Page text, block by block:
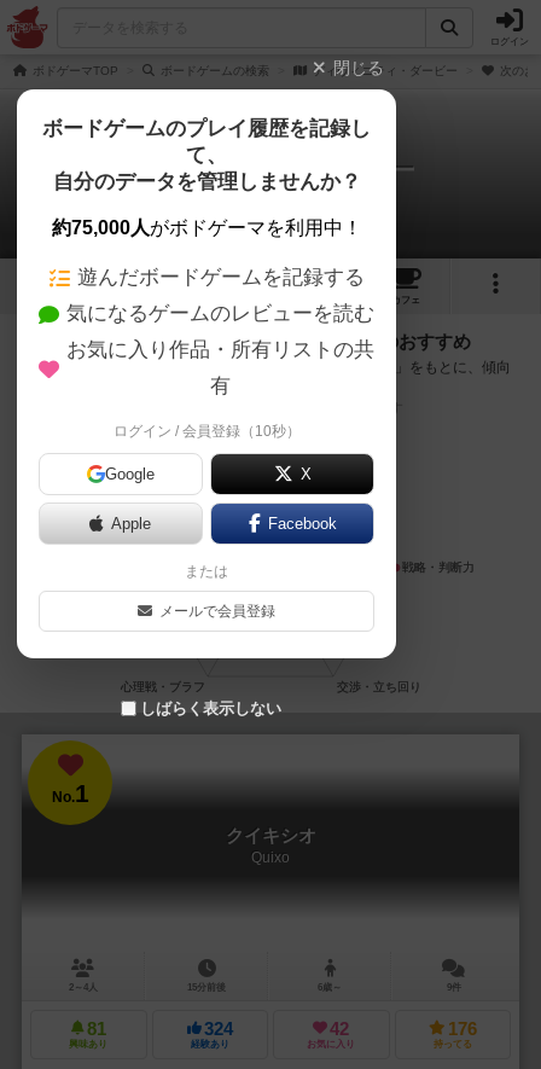
ログイン
ボドゲーマTOP ボードゲームの検索 ディヴィニティ・ダービー 次のお
ディヴィニティ・ダービー
次のおすすめボードゲーム
4 1
カフェ
『ディヴィニティ・ダービー』が好きな方へのおすすめ
このゲームのトップページで投票された「プレイ感の評価」をもとに、傾向
が近いボードゲームをランキング形式で紹介します。
No.1
クイキシオ
Quixo
2～4人 15分前後 6歳～ 9件
81
興味あり
324
経験あり
42
お気に入り
176
持ってる
閉じる
ボードゲームのプレイ履歴を記録し
て、
自分のデータを管理しませんか？
約75,000人がボドゲーマを利用中！
遊んだボードゲームを記録する
気になるゲームのレビューを読む
お気に入り作品・所有リストの共
有
ログイン / 会員登録（10秒）
Google X
Apple Facebook
または
メールで会員登録
しばらく表示しない